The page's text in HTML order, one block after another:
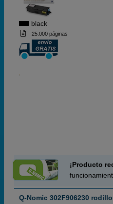
black
25.000 páginas
¡Producto
Q-Nomic 302F906230